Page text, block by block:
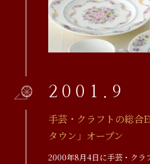
2001.9
手芸・クラフトの総合
タウン」オープン
2000年8月4日に手芸・クラ